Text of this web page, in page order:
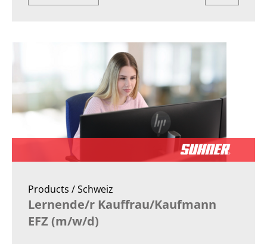
Products / Schweiz
Lernende/r Kauffrau/Kaufmann
EFZ (m/w/d)